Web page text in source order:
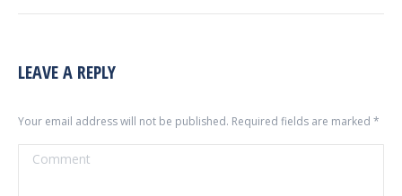
LEAVE A REPLY
Your email address will not be published. Required fields are marked *
Comment